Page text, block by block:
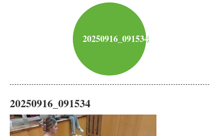
20250916_091534
20250916_091534